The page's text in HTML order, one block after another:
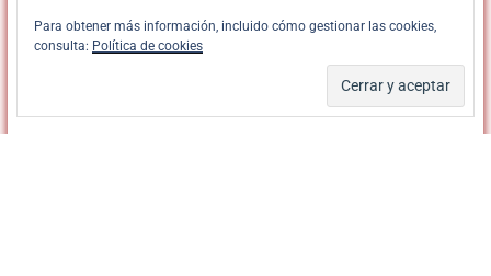
consiliarios y presidentes que
tuvo lugar los días 20 a 22 de
Para obtener más información, incluido cómo gestionar las cookies,
consulta: Política de cookies